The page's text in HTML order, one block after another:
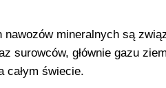
mineralnych są
surowców, głównie gazu
całym świecie.